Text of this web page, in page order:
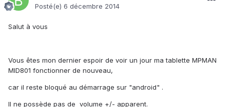
Posté(e) 6 décembre 2014
Salut à vous
Vous êtes mon dernier espoir de voir un jour ma tablette MPMAN
MID801 fonctionner de nouveau,
car il reste bloqué au démarrage sur "android" .
Il ne possède pas de volume +/- apparent.